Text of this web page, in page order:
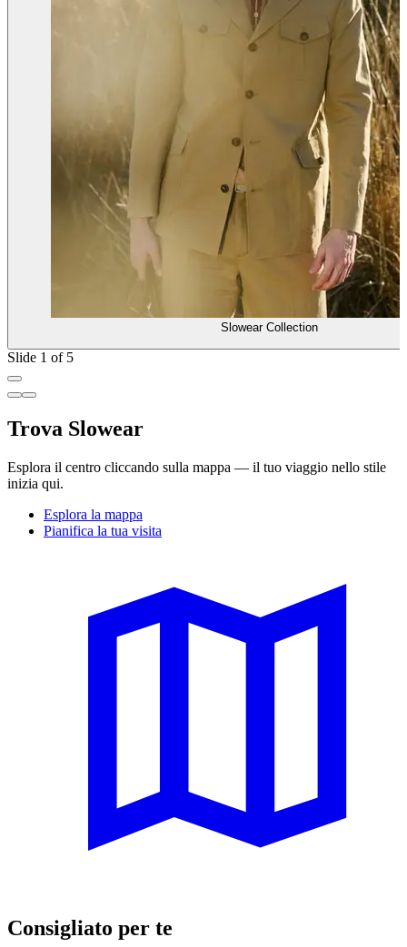
Slowear Collection
Slide 1 of 5
Trova Slowear
Esplora il centro cliccando sulla mappa — il tuo viaggio nello stile
inizia qui.
Esplora la mappa
Pianifica la tua visita
Consigliato per te